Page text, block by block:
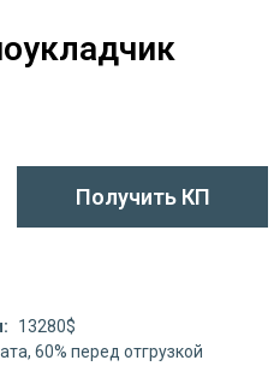
Получить КП
13280$
60% перед отгрузкой